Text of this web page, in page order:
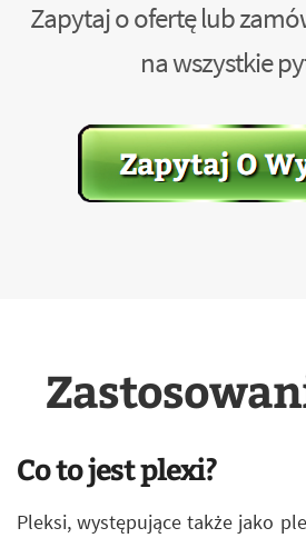
Zapytaj o ofertę lub
na wszystkie
Co to jest plexi?
Pleksi, występujące także jako